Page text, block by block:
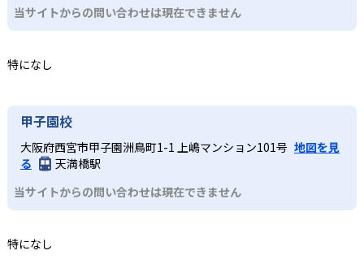
当サイトからの問い合わせは現在できません
特になし
甲子園校
大阪府西宮市甲子園洲鳥町1-1 上嶋マンション101号 地図を見
る
天満橋駅
当サイトからの問い合わせは現在できません
特になし